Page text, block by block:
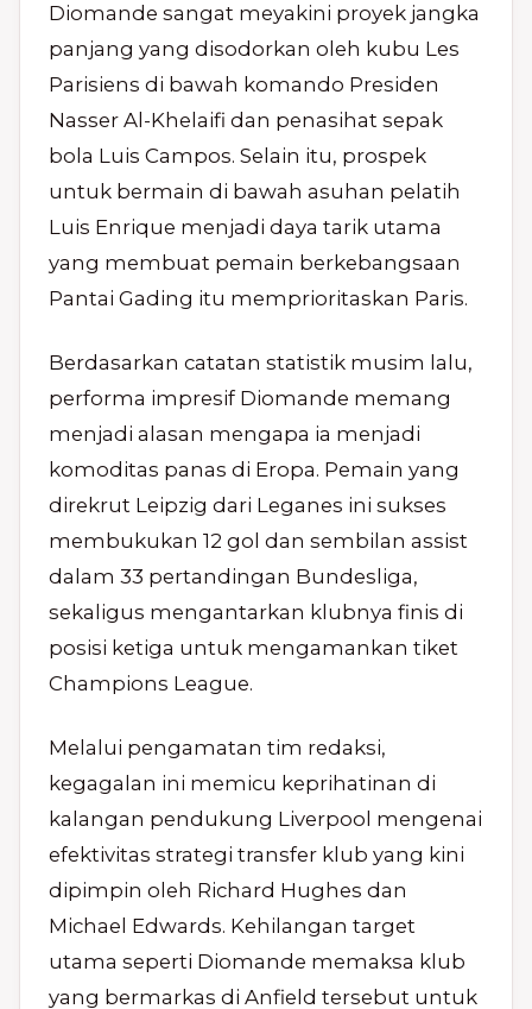
Diomande sangat meyakini proyek jangka
panjang yang disodorkan oleh kubu Les
Parisiens di bawah komando Presiden
Nasser Al-Khelaifi dan penasihat sepak
bola Luis Campos. Selain itu, prospek
untuk bermain di bawah asuhan pelatih
Luis Enrique menjadi daya tarik utama
yang membuat pemain berkebangsaan
Pantai Gading itu memprioritaskan Paris.
Berdasarkan catatan statistik musim lalu,
performa impresif Diomande memang
menjadi alasan mengapa ia menjadi
komoditas panas di Eropa. Pemain yang
direkrut Leipzig dari Leganes ini sukses
membukukan 12 gol dan sembilan assist
dalam 33 pertandingan Bundesliga,
sekaligus mengantarkan klubnya finis di
posisi ketiga untuk mengamankan tiket
Champions League.
Melalui pengamatan tim redaksi,
kegagalan ini memicu keprihatinan di
kalangan pendukung Liverpool mengenai
efektivitas strategi transfer klub yang kini
dipimpin oleh Richard Hughes dan
Michael Edwards. Kehilangan target
utama seperti Diomande memaksa klub
yang bermarkas di Anfield tersebut untuk